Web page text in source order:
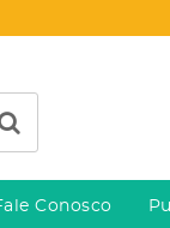
Conosco